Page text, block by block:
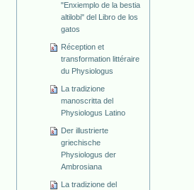
"Enxiemplo de la bestia
altilobi" del Libro de los
gatos
Réception et
transformation littéraire
du Physiologus
La tradizione
manoscritta del
Physiologus Latino
Der illustrierte
griechische
Physiologus der
Ambrosiana
La tradizione del